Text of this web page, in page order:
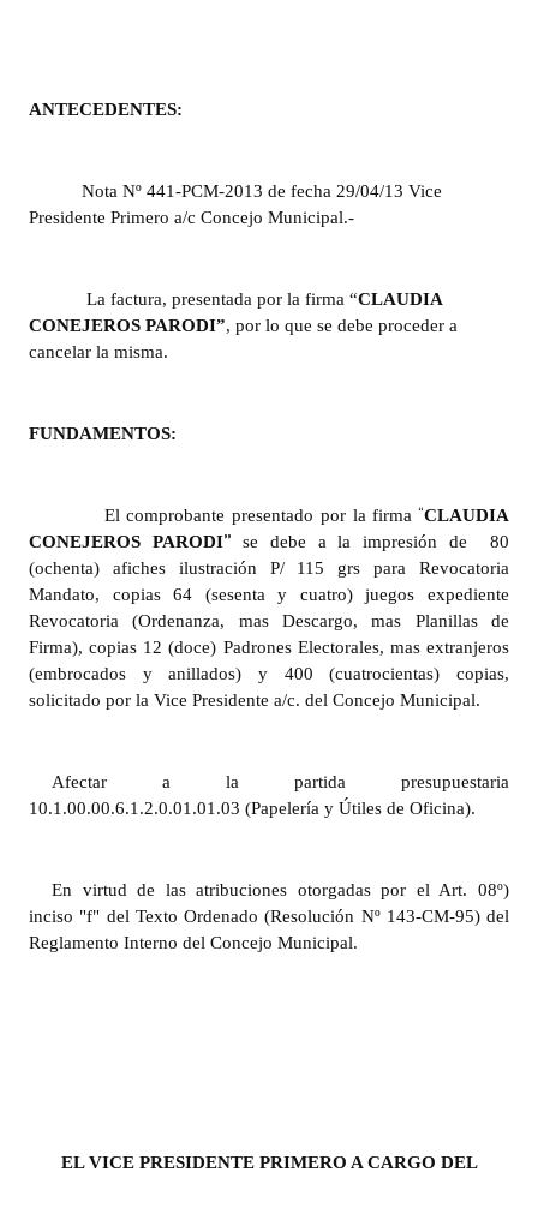
Digesto
DOCUMENTOS
Proyectos Presentados
Ejecución Presupuestaria
Actas de Audiencias Públicas
NORMATIVA
Comunicaciones
Resoluciones
Resoluciones de Presidencia
INSTITUCIONAL
Antiguos Pobladores
ANTECEDENTES:
Nota Nº 441-PCM-2013 de fecha 29/04/13 Vice
Presidente Primero a/c Concejo Municipal.-
La factura, presentada por la firma “CLAUDIA
CONEJEROS PARODI”, por lo que se debe proceder a
cancelar la misma.
FUNDAMENTOS:
El comprobante presentado por la firma “CLAUDIA
CONEJEROS PARODI”
se debe a la impresión de 80
(ochenta) afiches ilustración P/ 115 grs para Revocatoria
Mandato, copias 64 (sesenta y cuatro) juegos expediente
Revocatoria (Ordenanza, mas Descargo, mas Planillas de
Firma), copias 12 (doce) Padrones Electorales, mas extranjeros
(embrocados y anillados) y 400 (cuatrocientas) copias,
solicitado por la Vice Presidente a/c. del Concejo Municipal.
Afectar a la partida presupuestaria
10.1.00.00.6.1.2.0.01.01.03 (Papelería y Útiles de Oficina).
En virtud de las atribuciones otorgadas por el Art. 08º)
inciso "f" del Texto Ordenado (Resolución Nº 143-CM-95) del
Reglamento Interno del Concejo Municipal.
EL VICE PRESIDENTE PRIMERO A CARGO DEL